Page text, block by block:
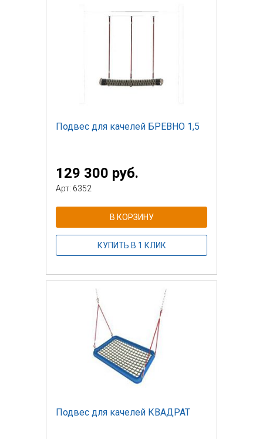
Подвес для качелей БРЕВНО 1,5
129 300 руб.
Арт: 6352
В КОРЗИНУ
КУПИТЬ В 1 КЛИК
Подвес для качелей КВАДРАТ